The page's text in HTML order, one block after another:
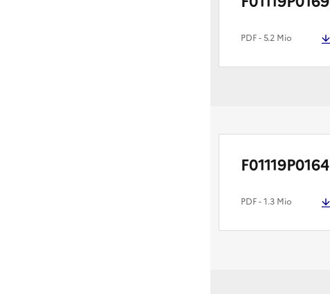
PDF- 5.2 Mio
F01119P0164
PDF- 1.3 Mio